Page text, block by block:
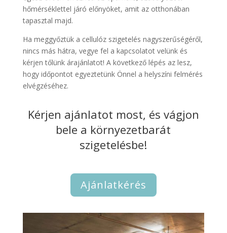
hőmérséklettel járó előnyöket, amit az otthonában
tapasztal majd.
Ha meggyőztük a cellulóz szigetelés nagyszerűségéről,
nincs más hátra, vegye fel a kapcsolatot velünk és
kérjen tőlünk árajánlatot! A következő lépés az lesz,
hogy időpontot egyeztetünk Önnel a helyszíni felmérés
elvégzéséhez.
Kérjen ajánlatot most, és vágjon
bele a környezetbarát
szigetelésbe!
Ajánlatkérés